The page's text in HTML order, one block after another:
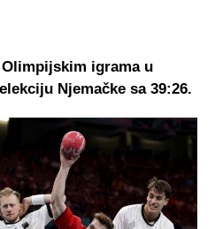
igrama u
Njemačke sa 39:26.